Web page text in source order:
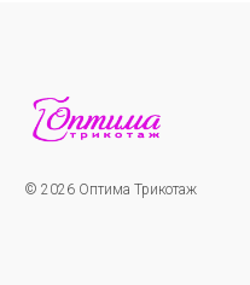
© 2026 Оптима Трикотаж